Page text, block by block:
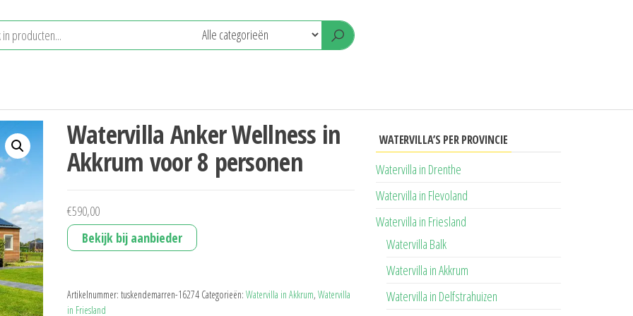
Watervilla Anker Wellness in
Akkrum voor 8 personen
€590,00
Bekijk bij aanbieder
Artikelnummer: tuskendemarren-16274 Categorieën: Watervilla in Akkrum, Watervilla
in Friesland
WATERVILLA’S PER PROVINCIE
Watervilla in Drenthe
Watervilla in Flevoland
Watervilla in Friesland
Watervilla Balk
Watervilla in Akkrum
Watervilla in Delfstrahuizen